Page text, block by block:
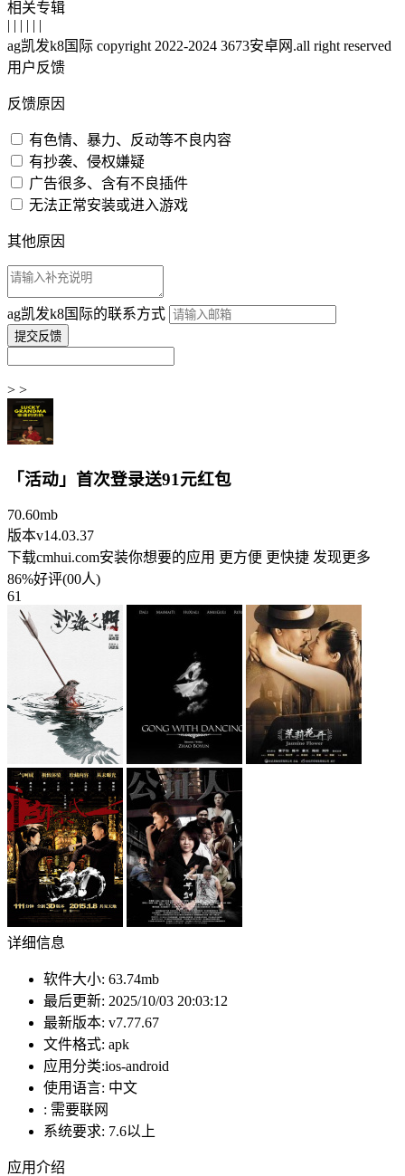
相关专辑
| | | | | |
ag凯发k8国际 copyright 2022-2024 3673安卓网.all right reserved
用户反馈
反馈原因
有色情、暴力、反动等不良内容
有抄袭、侵权嫌疑
广告很多、含有不良插件
无法正常安装或进入游戏
其他原因
ag凯发k8国际的联系方式
> >
「活动」首次登录送91元红包
70.60mb
版本v14.03.37
下载cmhui.com安装你想要的应用 更方便 更快捷 发现更多
86%好评(00人)
61
详细信息
软件大小: 63.74mb
最后更新: 2025/10/03 20:03:12
最新版本: v7.77.67
文件格式: apk
应用分类:ios-android
使用语言: 中文
: 需要联网
系统要求: 7.6以上
应用介绍